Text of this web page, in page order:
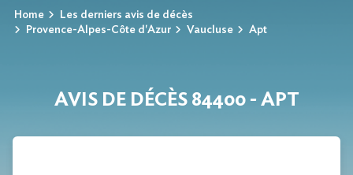
Home
Les derniers avis de décès
Provence-Alpes-Côte d'Azur
Vaucluse Apt
AVIS DE DÉCÈS 84400 - APT